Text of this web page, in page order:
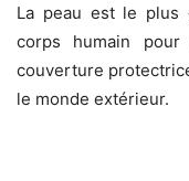
La peau est le plus
corps humain pour
couverture
le monde extérieur.